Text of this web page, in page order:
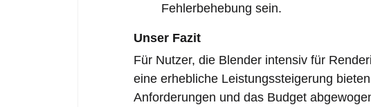
Fehlerbehebung sein.
Unser Fazit
Für Nutzer, die Blender intensiv für
eine erhebliche Leistungssteigerung
Anforderungen und das Budget